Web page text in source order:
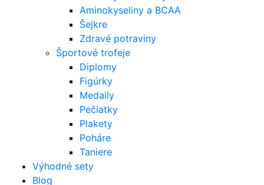
Aminokyseliny a BCAA
Šejkre
Zdravé potraviny
Športové trofeje
Diplomy
Figúrky
Medaily
Pečiatky
Plakety
Poháre
Taniere
Výhodné sety
Blog